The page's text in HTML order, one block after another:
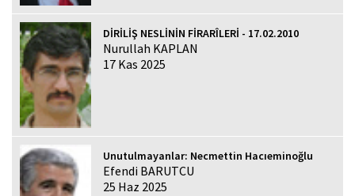
DİRİLİŞ NESLİNİN FİRARÎLERİ - 17.02.2010
Nurullah KAPLAN
17 Kas 2025
Unutulmayanlar: Necmettin Hacıeminoğlu
Efendi BARUTCU
25 Haz 2025